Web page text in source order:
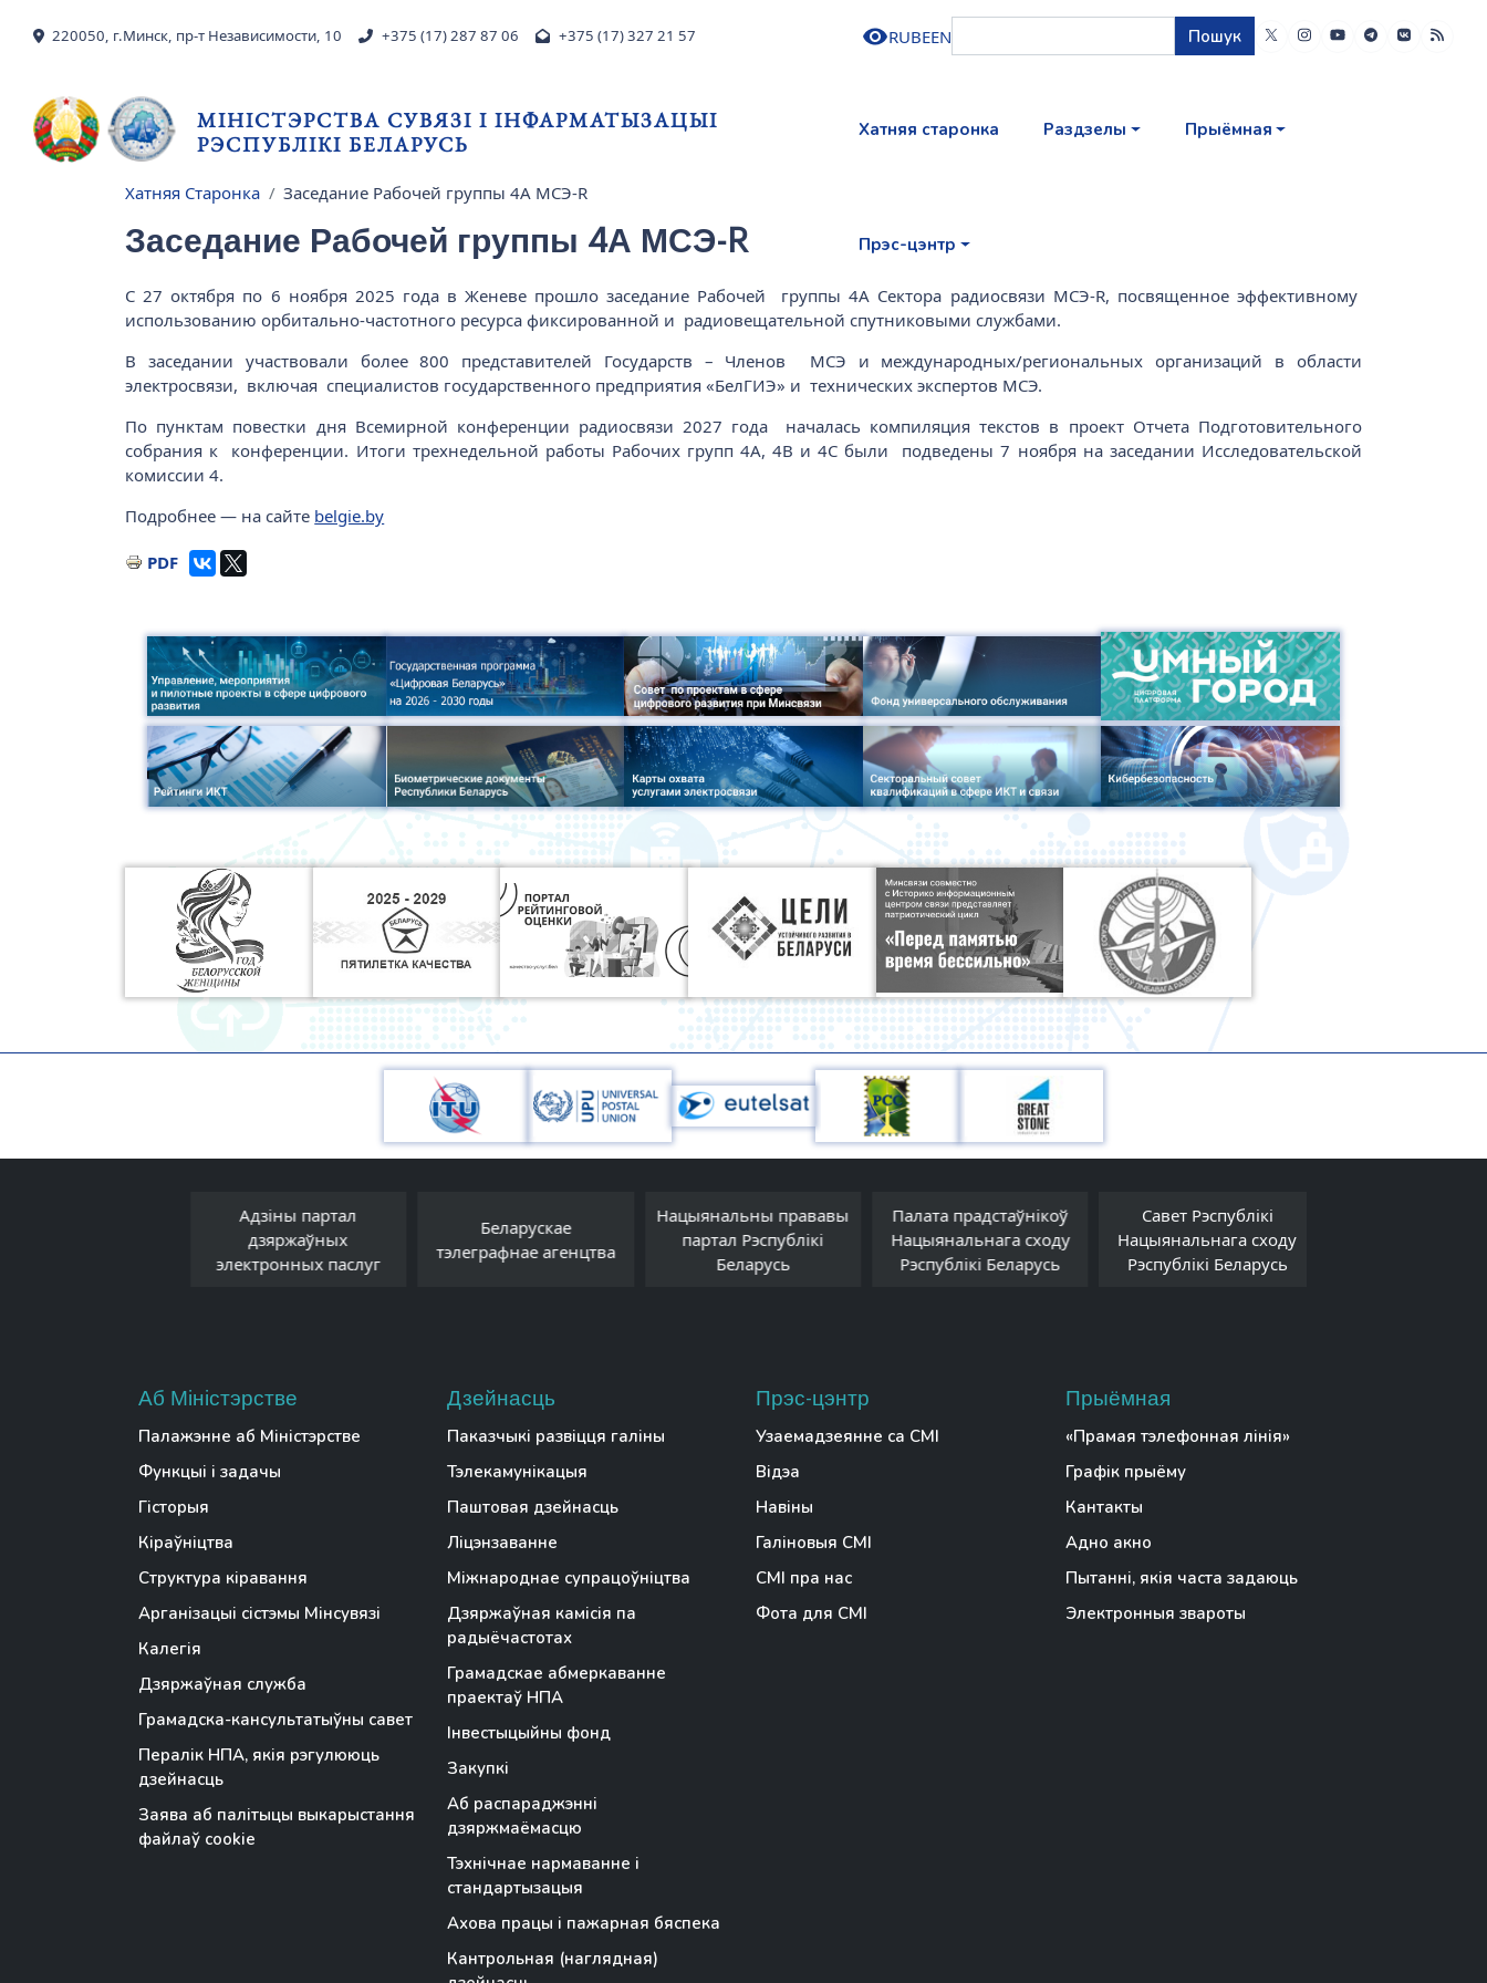
220050, г.Минск, пр-т Независимости, 10 +375 (17) 287 87 06 +375 (17) 327 21 57 RUBEEN Пошук
МІНІСТЭРСТВА СУВЯЗІ І ІНФАРМАТЫЗАЦЫІ
РЭСПУБЛІКІ БЕЛАРУСЬ
Хатняя старонка Раздзелы Прыёмная
Прэс-цэнтр
Breadcrumb
Хатняя Старонка Заседание Рабочей группы 4А МСЭ-R
Заседание Рабочей группы 4А МСЭ-R
С 27 октября по 6 ноября 2025 года в Женеве прошло заседание Рабочей группы 4А Сектора радиосвязи МСЭ-R, посвященное эффективному
использованию орбитально-частотного ресурса фиксированной и радиовещательной спутниковыми службами.
В заседании участвовали более 800 представителей Государств – Членов МСЭ и международных/региональных организаций в области
электросвязи, включая специалистов государственного предприятия «БелГИЭ» и технических экспертов МСЭ.
По пунктам повестки дня Всемирной конференции радиосвязи 2027 года началась компиляция текстов в проект Отчета Подготовительного
собрания к конференции. Итоги трехнедельной работы Рабочих групп 4А, 4В и 4С были подведены 7 ноября на заседании Исследовательской
комиссии 4.
Подробнее — на сайте belgie.by
PDF
Адзіны партал
дзяржаўных
электронных паслуг
Беларускае
тэлеграфнае агенцтва
Нацыянальны прававы
партал Рэспублікі
Беларусь
Палата прадстаўнікоў
Нацыянальнага сходу
Рэспублікі Беларусь
Савет Рэспублікі
Нацыянальнага сходу
Рэспублікі Беларусь
Аб Міністэрстве
Палажэнне аб Міністэрстве
Функцыі і задачы
Гісторыя
Кіраўніцтва
Структура кіравання
Арганізацыі сістэмы Мінсувязі
Калегія
Дзяржаўная служба
Грамадска-кансультатыўны савет
Пералік НПА, якія рэгулююць
дзейнасць
Заява аб палітыцы выкарыстання
файлаў cookie
Дзейнасць
Паказчыкі развіцця галіны
Тэлекамунікацыя
Паштовая дзейнасць
Ліцэнзаванне
Міжнароднае супрацоўніцтва
Дзяржаўная камісія па
радыёчастотах
Грамадскае абмеркаванне
праектаў НПА
Інвестыцыйны фонд
Закупкі
Аб распараджэнні
дзяржмаёмасцю
Тэхнічнае нармаванне і
стандартызацыя
Ахова працы і пажарная бяспека
Кантрольная (наглядная)
Прэс-цэнтр
Узаемадзеянне са СМІ
Відэа
Навіны
Галіновыя СМІ
СМІ пра нас
Фота для СМІ
Прыёмная
«Прамая тэлефонная лінія»
Графік прыёму
Кантакты
Адно акно
Пытанні, якія часта задаюць
Электронныя звароты